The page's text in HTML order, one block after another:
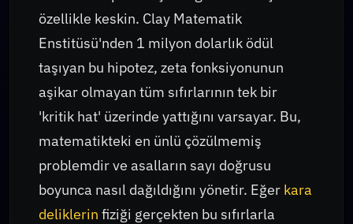
özellikle keskin. Clay Matematik
Enstitüsü'nden 1 milyon dolarlık ödül
taşıyan bu hipotez, zeta fonksiyonunun
aşikar olmayan tüm sıfırlarının tek bir
'kritik hat' üzerinde yattığını varsayar. Bu,
matematikteki en ünlü çözülmemiş
problemdir ve asalların sayı doğrusu
boyunca nasıl dağıldığını yönetir. Eğer kara
deliklerin fiziği gerçekten bu sıfırlarla